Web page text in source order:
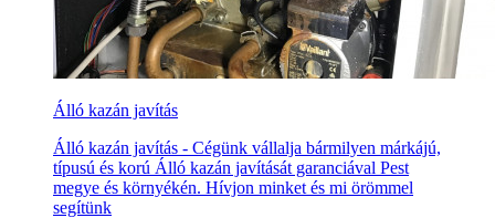
Álló kazán javítás
Álló kazán javítás - Cégünk vállalja bármilyen márkájú,
típusú és korú Álló kazán javítását garanciával Pest
megye és környékén. Hívjon minket és mi örömmel
segítünk